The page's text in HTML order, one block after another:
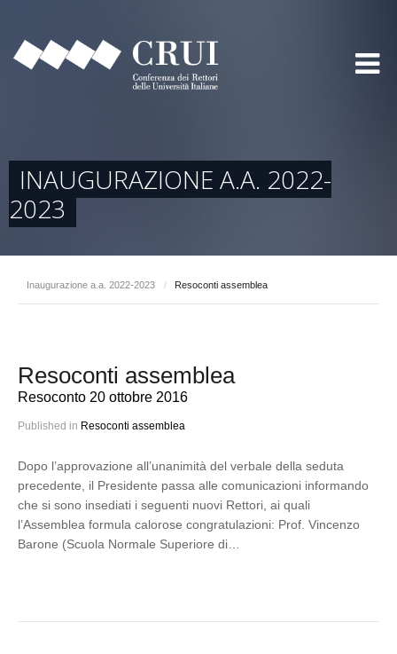
INAUGURAZIONE A.A. 2022-
2023
Inaugurazione a.a. 2022-2023 / Resoconti assemblea
Resoconti assemblea
Resoconto 20 ottobre 2016
Published in Resoconti assemblea
Dopo l’approvazione all’unanimità del verbale della seduta
precedente, il Presidente passa alle comunicazioni informando
che si sono insediati i seguenti nuovi Rettori, ai quali
l’Assemblea formula calorose congratulazioni: Prof. Vincenzo
Barone (Scuola Normale Superiore di…